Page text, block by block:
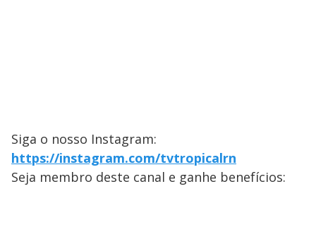
Siga o nosso Instagram:
https://instagram.com/tvtropicalrn
Seja membro deste canal e ganhe benefícios: